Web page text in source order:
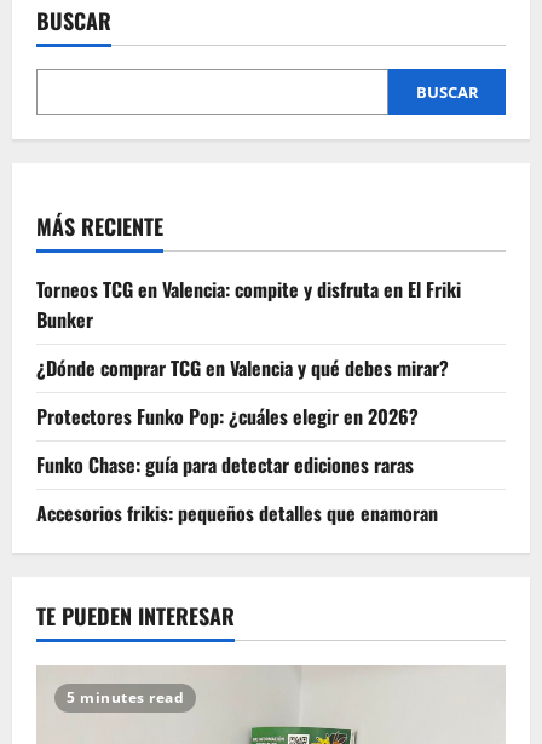
la
El
eterno
El
BUSCAR
BUSCAR
MÁS RECIENTE
Torneos TCG en Valencia: compite y disfruta en El Friki
Bunker
¿Dónde comprar TCG en Valencia y qué debes mirar?
Protectores Funko Pop: ¿cuáles elegir en 2026?
Funko Chase: guía para detectar ediciones raras
Accesorios frikis: pequeños detalles que enamoran
TE PUEDEN INTERESAR
5 minutes read